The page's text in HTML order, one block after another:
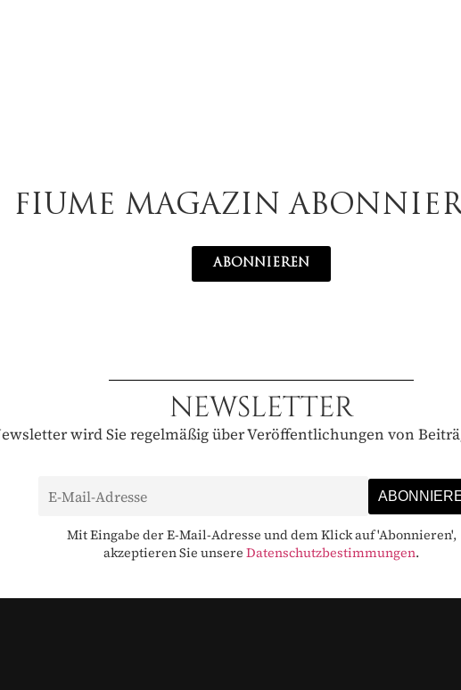
FIUME MAGAZIN
ABONNIEREN
NEWSLETTER
wird Sie regelmäßig über Veröffentlichungen von
Mit Eingabe der E-Mail-Adresse und dem Klick auf 'Abonnieren',
akzeptieren Sie unsere Datenschutzbestimmungen.